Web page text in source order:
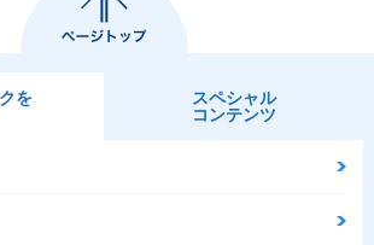
を
スペシャル
コンテンツ